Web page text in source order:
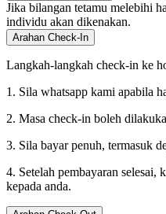
Jika bilangan tetamu melebihi
individu akan dikenakan.
Arahan Check-In
Langkah-langkah check-in ke
1. Sila whatsapp kami apabila
2. Masa check-in boleh
3. Sila bayar penuh, termasuk
4. Setelah pembayaran selesai,
kepada anda.